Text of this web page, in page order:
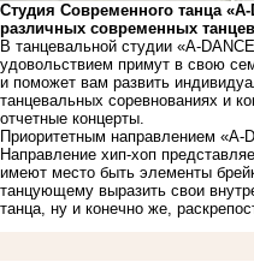
Студия Современного танца
различных современных
В танцевальной студии «A-
удовольствием примут в свою
и поможет вам развить
танцевальных соревнованиях и
отчетные концерты.
Приоритетным направлением «A-
Направление хип-хоп
имеют место быть элементы
танцующему выразить свои
танца, ну и конечно же,